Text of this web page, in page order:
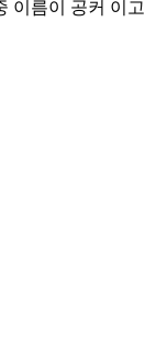
이름이 공커